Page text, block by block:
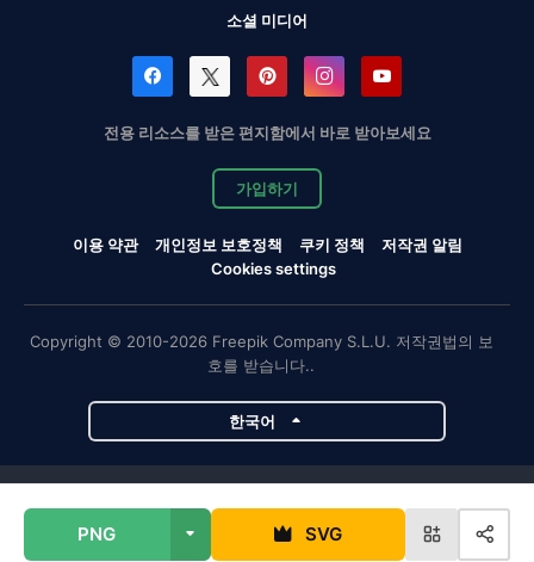
PNG SVG
소셜 미디어
전용 리소스를 받은 편지함에서 바로 받아보세요
가입하기
이용 약관 개인정보 보호정책 쿠키 정책
저작권 알림
Cookies settings
Copyright © 2010-2026 Freepik Company S.L.U. 저작권법의 보
호를 받습니다..
한국어